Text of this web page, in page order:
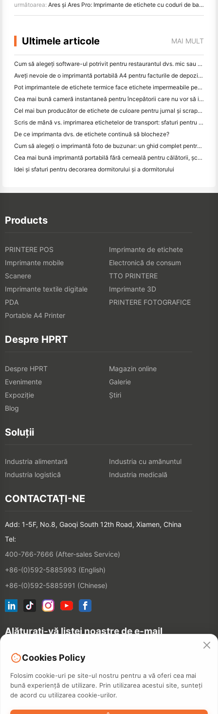
următoarea: Ares și Ares Pro: Imprimante de etichete cu coduri de bare de înaltă performanță
Ultimele articole MAI MULT
Cum să alegeți software-ul potrivit pentru restaurantul dvs. mic sau mediu
Aveți nevoie de o imprimantă portabilă A4 pentru facturile de depozit? Ce funcționează de fapt
Pot imprimantele de etichete termice face etichete impermeabile pentru produsele de afaceri mici?
Cea mai bună cameră instantaneă pentru începătorii care nu vor să irosească hârtia
Cel mai bun producător de etichete de culoare pentru jurnal și scrapbooking: adăugați mai multe culori la fiecare pagină
Scris de mână vs. imprimarea etichetelor de transport: sfaturi pentru întreprinderile mici în 2026
De ce imprimanta dvs. de etichete continuă să blocheze?
Cum să alegeți o imprimantă foto de buzunar: un ghid complet pentru utilizatorii de jurnal, călătorii și iPhone
Cea mai bună imprimantă portabilă fără cerneală pentru călătorii, școală și lucru mobil: Hanin MT620 Pro Review
Idei și sfaturi pentru decorarea dormitorului și a dormitorului
Products
PRINTERE POS
Imprimante de etichete
Imprimante mobile
Electronică de consum
Scanere
TTO PRINTERE
Imprimante textile digitale
Imprimante 3D
PDA
PRINTERE FOTOGRAFICE
Portable A4 Printer
Despre HPRT
Despre HPRT
Magazin online
Evenimente
Galerie
Expoziţie
Știri
Blog
Soluții
Industria alimentară
Industria cu amănuntul
Industria logistică
Industria medicală
CONTACTAȚI-NE
Add: 1-5F, No.8, Gaoqi South 12th Road, Xiamen, China
Tel:
400-766-7666 (After-sales Service)
+86-(0)592-5885993 (English)
+86-(0)592-5885991 (Chinese)
Alăturați-vă listei noastre de e-mail
Cookies Policy
Folosim cookie-uri pe site-ul nostru pentru a vă oferi cea mai
bună experiență de utilizare. Prin utilizarea acestui site, sunteți
de acord cu utilizarea cookie-urilor.